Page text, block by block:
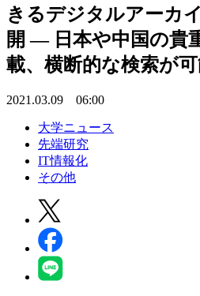
きるデジタルアーカ
開 — 日本や中国の貴
載、横断的な検索が
2021.03.09 06:00
大学ニュース
先端研究
IT情報化
その他